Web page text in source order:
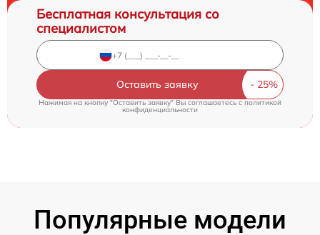
Бесплатная консультация со
специалистом
Оставить заявку
Нажимая на кнопку "Оставить заявку" Вы соглашаетесь c политикой
конфиденциальности
Популярные модели